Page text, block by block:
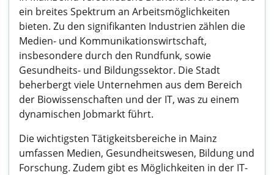
ein breites Spektrum an Arbeitsmöglichkeiten
bieten. Zu den signifikanten Industrien zählen die
Medien- und Kommunikationswirtschaft,
insbesondere durch den Rundfunk, sowie
Gesundheits- und Bildungssektor. Die Stadt
beherbergt viele Unternehmen aus dem Bereich
der Biowissenschaften und der IT, was zu einem
dynamischen Jobmarkt führt.
Die wichtigsten Tätigkeitsbereiche in Mainz
umfassen Medien, Gesundheitswesen, Bildung und
Forschung. Zudem gibt es Möglichkeiten in der IT-